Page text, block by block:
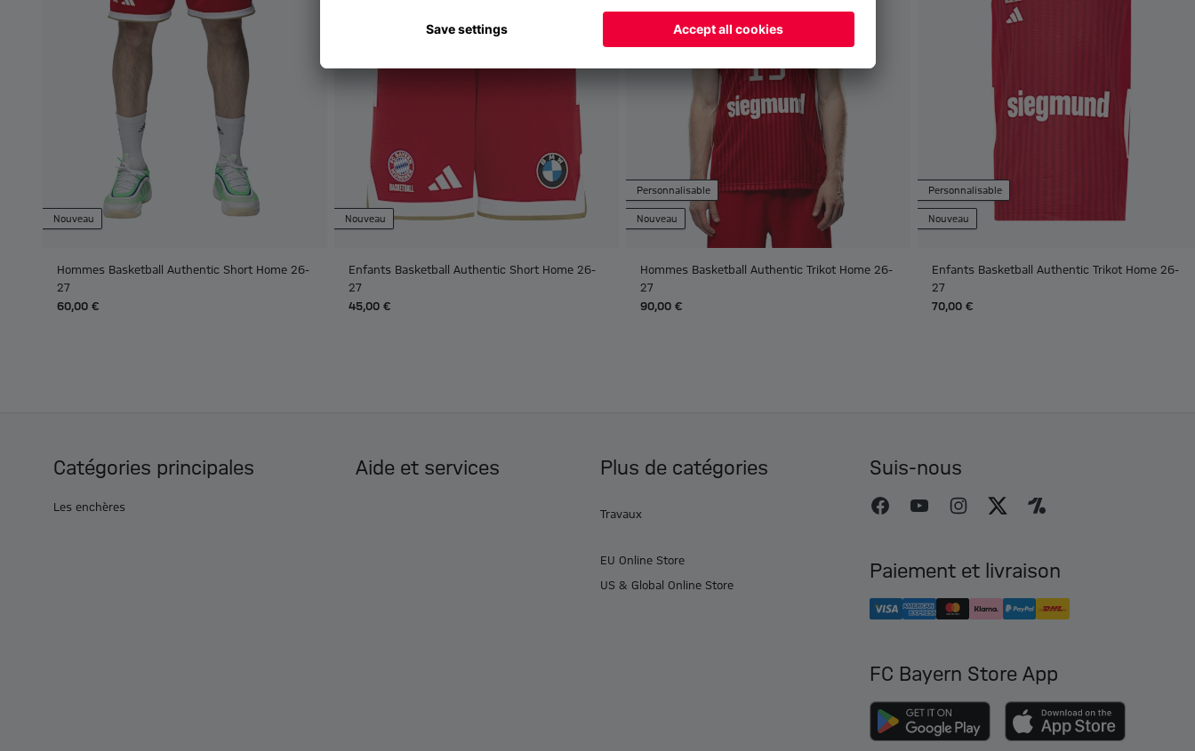
Nouveau
Hommes Basketball Authentic Short Home 26-
27
60,00 €
Nouveau
Enfants Basketball Authentic Short Home 26-
27
45,00 €
Personnalisable
Nouveau
Hommes Basketball Authentic Trikot Home 26-
27
90,00 €
Personnalisable
Nouveau
Enfants Basketball Authentic Trikot Home 26-
27
70,00 €
Catégories principales
Les enchères
Aide et services Plus de catégories
Travaux
EU Online Store
US & Global Online Store
Suis-nous
Paiement et livraison
FC Bayern Store App